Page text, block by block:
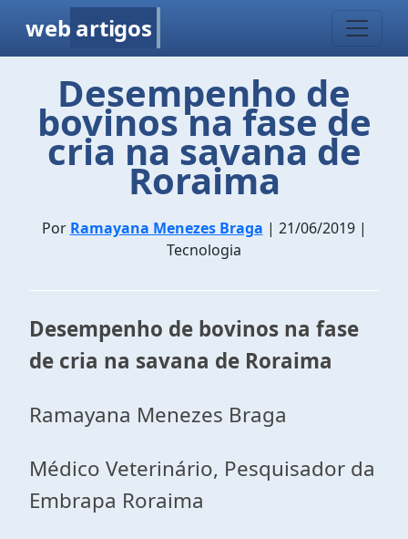
web artigos
Desempenho de
bovinos na fase de
cria na savana de
Roraima
Por Ramayana Menezes Braga | 21/06/2019 |
Tecnologia
Desempenho de bovinos na fase
de cria na savana de Roraima
Ramayana Menezes Braga
Médico Veterinário, Pesquisador da
Embrapa Roraima